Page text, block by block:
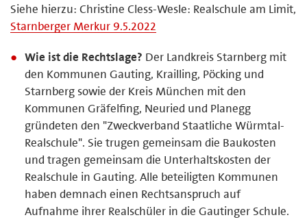
Siehe hierzu: Christine Cless-Wesle: Realschule am Limit,
Starnberger Merkur 9.5.2022
Wie ist die Rechtslage? Der Landkreis Starnberg mit
den Kommunen Gauting, Krailling, Pöcking und
Starnberg sowie der Kreis München mit den
Kommunen Gräfelfing, Neuried und Planegg
gründeten den "Zweckverband Staatliche Würmtal-
Realschule". Sie trugen gemeinsam die Baukosten
und tragen gemeinsam die Unterhaltskosten der
Realschule in Gauting. Alle beteiligten Kommunen
haben demnach einen Rechtsanspruch auf
Aufnahme ihrer Realschüler in die Gautinger Schule.